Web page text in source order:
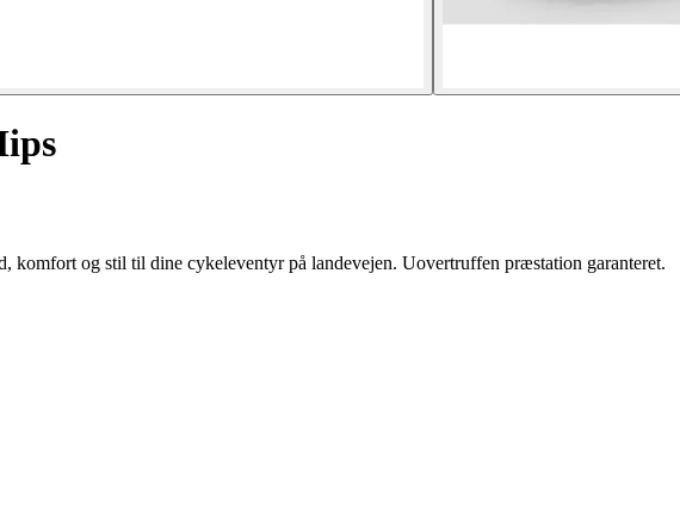
komfort og stil til dine cykeleventyr på landevejen. Uovertruffen præstation garanteret.